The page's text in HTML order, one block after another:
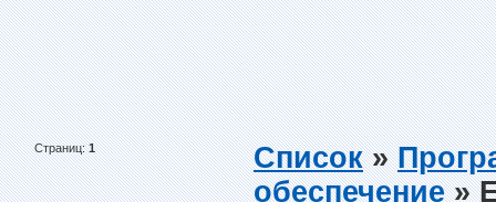
Страниц:1 Список»
обеспечение»